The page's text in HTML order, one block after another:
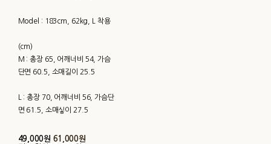
Model : 183cm, 62kg, L 착용
(cm)
M : 총장 65, 어깨너비 54, 가슴
단면 60.5, 소매길이 25.5
L : 총장 70, 어깨너비 56, 가슴단
면 61.5, 소매싷이 27.5
49,000원 61,000원